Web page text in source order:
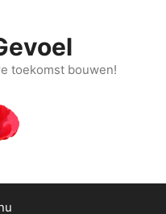
toekomst bouwen!